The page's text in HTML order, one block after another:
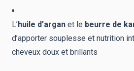
L’huile d’argan et le beurre de
d’apporter souplesse et nutrition
cheveux doux et brillants